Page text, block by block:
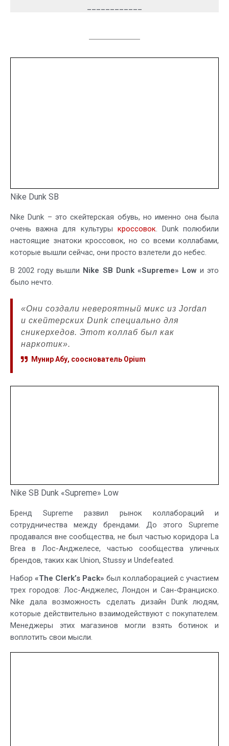
Nike Dunk SB
Nike Dunk – это скейтерская обувь, но именно она была
очень важна для культуры кроссовок . Dunk полюбили
настоящие знатоки кроссовок, но со всеми коллабами,
которые вышли сейчас, они просто взлетели до небес.
В 2002 году вышли Nike SB Dunk «Supreme» Lowи это
было нечто.
«Они создали невероятный микс из Jordan
и скейтерских Dunk специально для
сникерхедов. Этот коллаб был как
наркотик».
Мунир Абу, сооснователь Opium
Nike SB Dunk «Supreme» Low
Бренд Supreme развил рынок коллабораций и
сотрудничества между брендами. До этого Supreme
продавался вне сообщества, не был частью коридора La
Brea в Лос-Анджелесе, частью сообщества уличных
брендов, таких как Union, Stussy и Undefeated.
Набор «The Clerk’s Pack» был коллаборацией с участием
трех городов: Лос-Анджелес, Лондон и Сан-Франциско.
Nike дала возможность сделать дизайн Dunk людям,
которые действительно взаимодействуют с покупателем.
Менеджеры этих магазинов могли взять ботинок и
воплотить свои мысли.